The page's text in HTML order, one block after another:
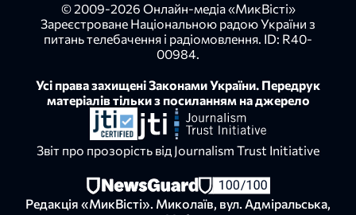
© 2009-2026 Онлайн-медіа «МикВісті»
Зареєстроване Національною радою України з
питань телебачення і радіомовлення. ID: R40-
00984.
Усі права захищені Законами України. Передрук
матеріалів тільки з посиланням на джерело
Звіт про прозорість від Journalism Trust Initiative
Редакція «МикВісті». Миколаїв, вул. Адміральська,